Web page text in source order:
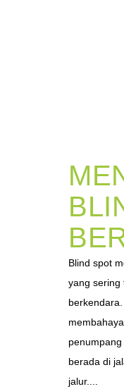
Blind spot
yang sering
berada di
jalur....